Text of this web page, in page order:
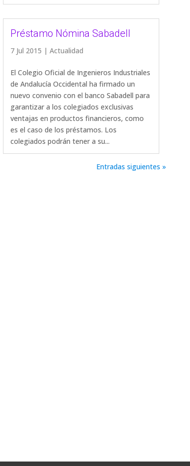
Préstamo Nómina Sabadell
7 Jul 2015 | Actualidad
El Colegio Oficial de Ingenieros Industriales
de Andalucía Occidental ha firmado un
nuevo convenio con el banco Sabadell para
garantizar a los colegiados exclusivas
ventajas en productos financieros, como
es el caso de los préstamos. Los
colegiados podrán tener a su...
Entradas siguientes »